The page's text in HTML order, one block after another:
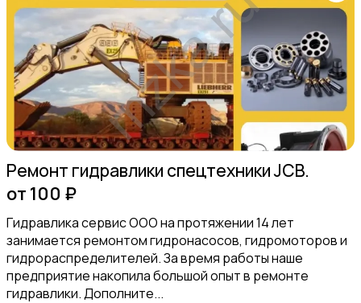
Компьютерные услуги
Ремонт гидравлики спецтехники JCB.
от 100 ₽
Гидравлика сервис ООО на протяжении 14 лет
занимается ремонтом гидронасосов, гидромоторов и
гидрораспределителей. За время работы наше
предприятие накопила большой опыт в ремонте
гидравлики. Дополните...